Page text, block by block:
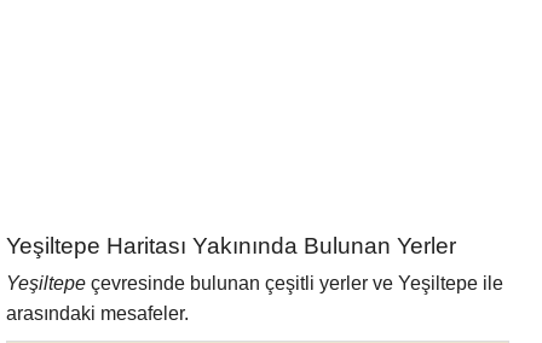
Yeşiltepe Haritası Yakınında Bulunan Yerler
Yeşiltepe çevresinde bulunan çeşitli yerler ve Yeşiltepe ile
arasındaki mesafeler.